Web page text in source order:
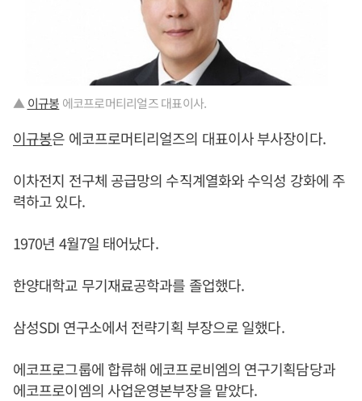
▲ 이규봉 에코프로머티리얼즈 대표이사.
이규봉은 에코프로머티리얼즈의 대표이사 부사장이다.
이차전지 전구체 공급망의 수직계열화와 수익성 강화에 주
력하고 있다.
1970년 4월7일 태어났다.
한양대학교 무기재료공학과를 졸업했다.
삼성SDI 연구소에서 전략기획 부장으로 일했다.
에코프로그룹에 합류해 에코프로비엠의 연구기획담당과
에코프로이엠의 사업운영본부장을 맡았다.